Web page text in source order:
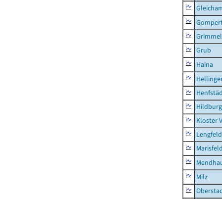
Grub
Haina
Kloster
Lengfeld
Milz